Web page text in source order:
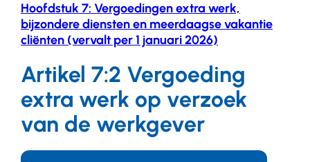
Hoofdstuk 7: Vergoedingen extra werk,
bijzondere diensten en meerdaagse vakantie
cliënten (vervalt per 1 januari 2026)
Artikel 7:2 Vergoeding
extra werk op verzoek
van de werkgever